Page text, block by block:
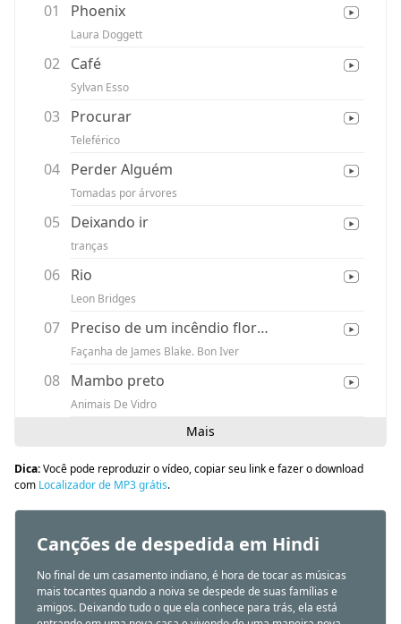
01 Phoenix
Laura Doggett
02 Café
Sylvan Esso
03 Procurar
Teleférico
04 Perder Alguém
Tomadas por árvores
05 Deixando ir
tranças
06 Rio
Leon Bridges
07 Preciso de um incêndio florestal
Façanha de James Blake. Bon Iver
08 Mambo preto
Animais De Vidro
Mais
Dica:Você pode reproduzir o vídeo, copiar seu link e fazer o download
com Localizador de MP3 grátis.
Canções de despedida em Hindi
No final de um casamento indiano, é hora de tocar as músicas
mais tocantes quando a noiva se despede de suas famílias e
amigos. Deixando tudo o que ela conhece para trás, ela está